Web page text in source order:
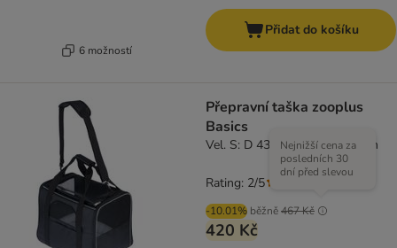
6 možností
Přidat do košíku
Přepravní taška zooplus
Basics
Vel. S: D 43,5 x Š 31 x V 34 cm
-10.01% běžně467 Kč
Nejnižší cena za
posledních 30
dní před slevou
420 Kč
Rating: 2/5